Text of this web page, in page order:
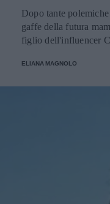
Dopo tante
gaffe della futura
figlio dell'influencer
condiviso sui social
ELIANA MAGNOLO